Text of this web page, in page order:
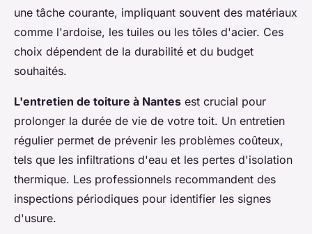
une tâche courante, impliquant souvent des matériaux
comme l'ardoise, les tuiles ou les tôles d'acier. Ces
choix dépendent de la durabilité et du budget
souhaités.
L'entretien de toiture à Nantes est crucial pour
prolonger la durée de vie de votre toit. Un entretien
régulier permet de prévenir les problèmes coûteux,
tels que les infiltrations d'eau et les pertes d'isolation
thermique. Les professionnels recommandent des
inspections périodiques pour identifier les signes
d'usure.